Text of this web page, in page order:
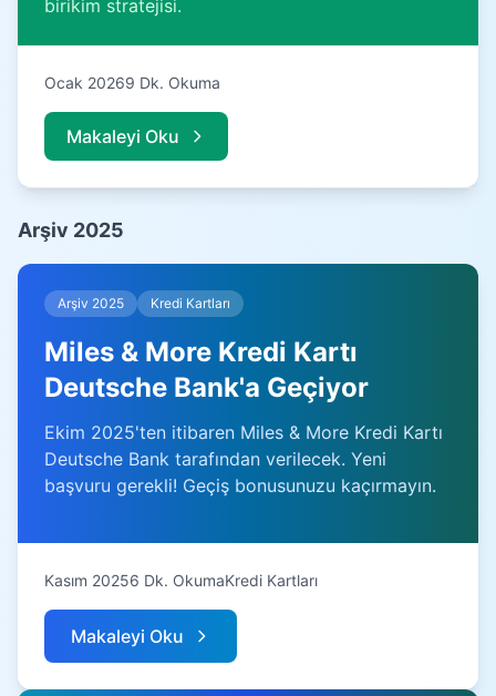
birikim stratejisi.
Ocak 20269 Dk. Okuma
Makaleyi Oku
Arşiv 2025
Arşiv 2025 Kredi Kartları
Miles & More Kredi Kartı
Deutsche Bank'a Geçiyor
Ekim 2025'ten itibaren Miles & More Kredi Kartı
Deutsche Bank tarafından verilecek. Yeni
başvuru gerekli! Geçiş bonusunuzu kaçırmayın.
Kasım 20256 Dk. OkumaKredi Kartları
Makaleyi Oku